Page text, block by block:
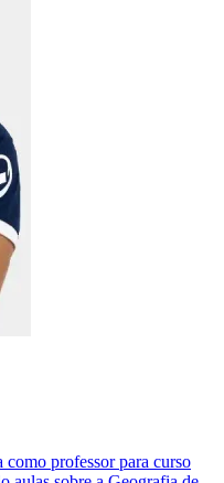
professor para curso